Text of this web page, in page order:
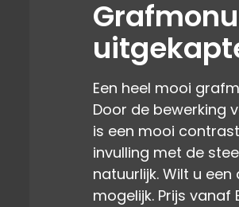
Een heel mooi
Door de bewerking
is een mooi
invulling met de
natuurlijk. Wilt u
mogelijk. Prijs vanaf